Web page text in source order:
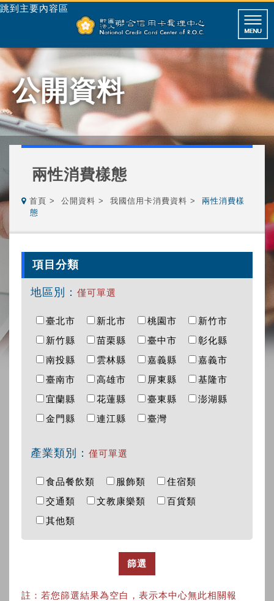
跳到主要內容區
公開資料
兩性消費樣態
首頁 公開資料 我國信用卡消費資料
兩性消費樣
態
項目分類
地區別： 僅可單選
臺北市 新北市 桃園市
新竹市
新竹縣
苗栗縣 臺中市
彰化縣
南投縣
雲林縣 嘉義縣
嘉義市
臺南市
高雄市 屏東縣
基隆市
宜蘭縣
花蓮縣 臺東縣
澎湖縣
金門縣
連江縣 臺灣
產業類別： 僅可單選
食品餐飲類 服飾類
住宿類
交通類
文教康樂類
百貨類
其他類
篩選
註：若您篩選結果為空白，表示本中心無此相關報